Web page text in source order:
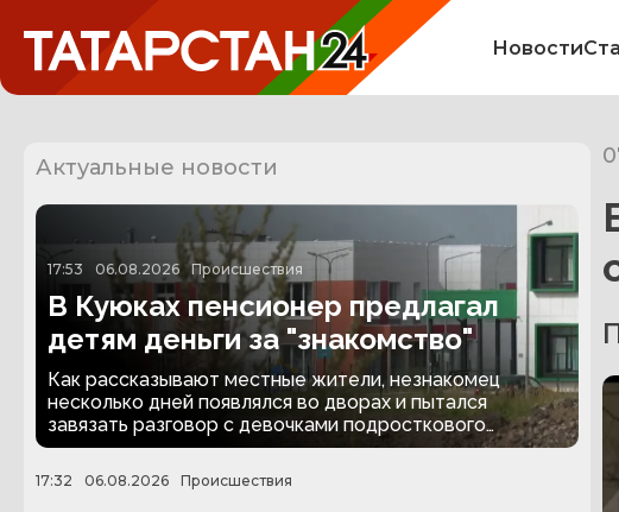
Новости
Актуальные новости
17:53 06.08.2026 Происшествия
В Куюках пенсионер предлагал
детям деньги за "знакомство"
Как рассказывают местные жители, незнакомец
несколько дней появлялся во дворах и пытался
завязать разговор с девочками подросткового
возраста.
17:32 06.08.2026 Происшествия